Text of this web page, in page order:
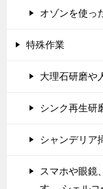
オゾンを使っ
特殊作業
大理石研磨や
シンク再生研
シャンデリア
スマホや眼鏡